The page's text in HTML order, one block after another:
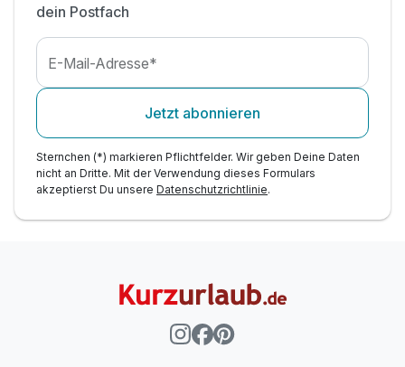
dein Postfach
E-Mail-Adresse*
Jetzt abonnieren
Sternchen (*) markieren Pflichtfelder. Wir geben Deine Daten
nicht an Dritte. Mit der Verwendung dieses Formulars
akzeptierst Du unsere Datenschutzrichtlinie.